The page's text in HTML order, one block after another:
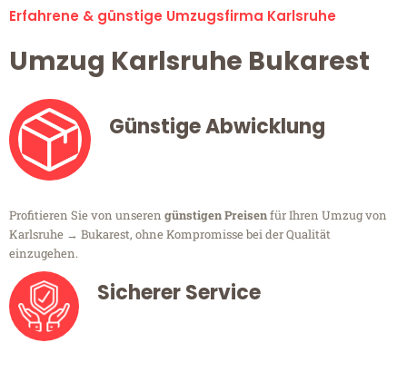
Erfahrene & günstige Umzugsfirma Karlsruhe
Umzug Karlsruhe Bukarest
Günstige Abwicklung
Profitieren Sie von unseren günstigen Preisenfür Ihren Umzug von
Karlsruhe → Bukarest, ohne Kompromisse bei der Qualität
einzugehen.
Sicherer Service